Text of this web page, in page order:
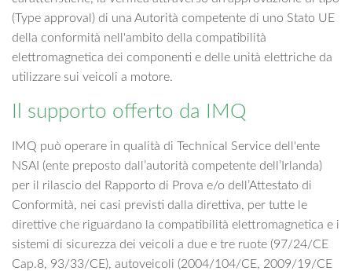
(Type approval) di una Autorità competente di uno Stato UE
della conformità nell'ambito della compatibilità
elettromagnetica dei componenti e delle unità elettriche da
utilizzare sui veicoli a motore.
Il supporto offerto da IMQ
IMQ può operare in qualità di Technical Service dell'ente
NSAI (ente preposto dall’autorità competente dell’Irlanda)
per il rilascio del Rapporto di Prova e/o dell’Attestato di
Conformità, nei casi previsti dalla direttiva, per tutte le
direttive che riguardano la compatibilità elettromagnetica e i
sistemi di sicurezza dei veicoli a due e tre ruote (97/24/CE
Cap.8, 93/33/CE), autoveicoli (2004/104/CE, 2009/19/CE